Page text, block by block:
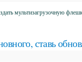
мультизагрузочную
ставь